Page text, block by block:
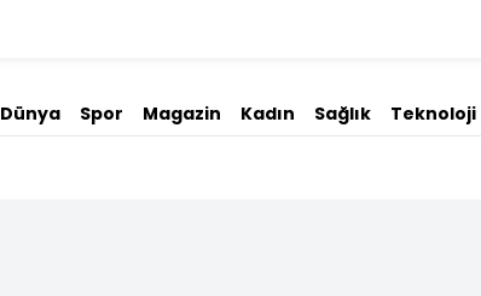
Dünya Spor Magazin Kadın Sağlık Teknoloji